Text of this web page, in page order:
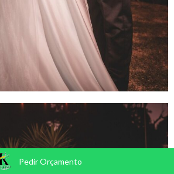
Pedir Orçamento